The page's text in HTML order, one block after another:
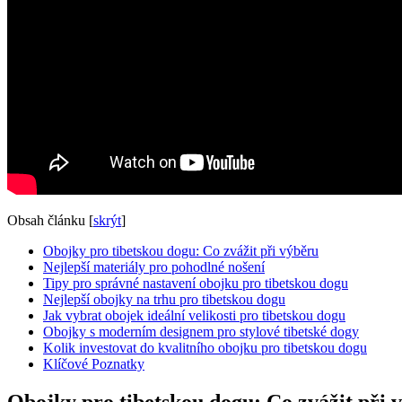
Obsah článku [skrýt]
Obojky pro tibetskou dogu: Co zvážit při výběru
Nejlepší materiály pro pohodlné nošení
Tipy pro správné nastavení obojku pro tibetskou dogu
Nejlepší obojky na trhu pro tibetskou dogu
Jak vybrat obojek ideální velikosti pro tibetskou dogu
Obojky s moderním designem pro stylové tibetské dogy
Kolik investovat do kvalitního obojku pro tibetskou dogu
Klíčové Poznatky